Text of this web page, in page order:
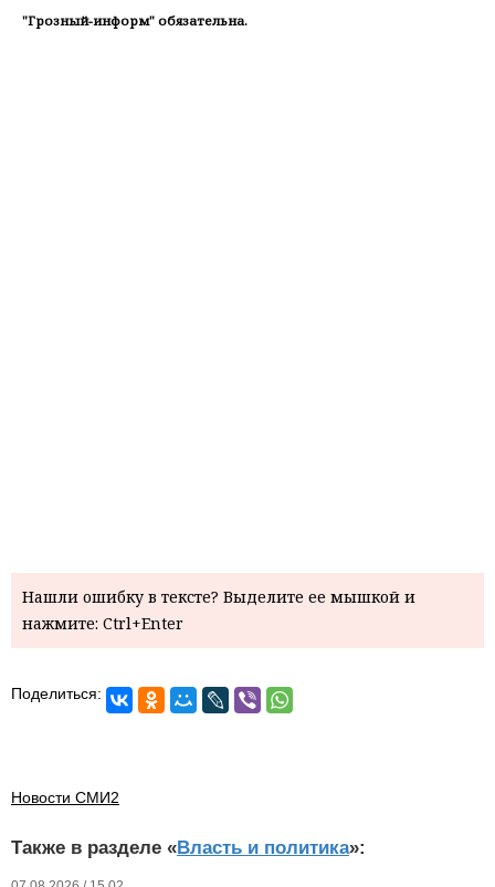
"Грозный-информ" обязательна.
Нашли ошибку в тексте? Выделите ее мышкой и
нажмите: Ctrl+Enter
Поделиться:
Новости СМИ2
Также в разделе «Власть и политика»: